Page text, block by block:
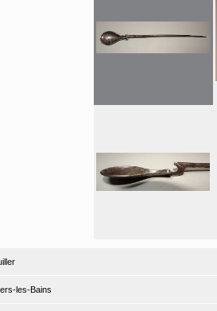
les-Bains